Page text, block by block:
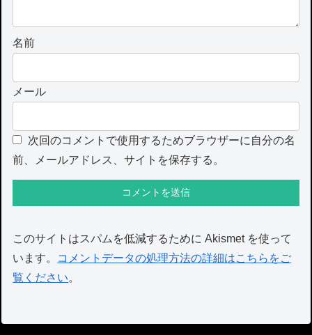
名前
メール
次回のコメントで使用するためブラウザーに自分の名
前、メールアドレス、サイトを保存する。
このサイトはスパムを低減するために Akismet を使って
います。
コメントデータの処理方法の詳細はこちらをご
覧ください。